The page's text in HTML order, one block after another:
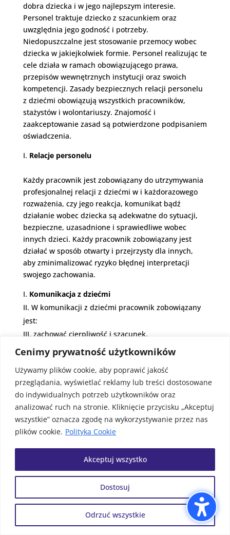
Cenimy prywatność użytkowników
Używamy plików cookie, aby poprawić jakość
przeglądania, wyświetlać reklamy lub treści dostosowane
do indywidualnych potrzeb użytkowników oraz
analizować ruch na stronie. Kliknięcie przycisku „Akceptuj
wszystkie” oznacza zgodę na wykorzystywanie przez nas
plików cookie. Polityka Cookie
Dostosuj
Odrzuć wszystkie
Akceptuj wszystko
dobra dziecka i w jego najlepszym interesie.
Personel traktuje dziecko z szacunkiem oraz
uwzględnia jego godność i potrzeby.
Niedopuszczalne jest stosowanie przemocy wobec
dziecka w jakiejkolwiek formie. Personel realizując te
cele działa w ramach obowiązującego prawa,
przepisów wewnętrznych instytucji oraz swoich
kompetencji. Zasady bezpiecznych relacji personelu
z dziećmi obowiązują wszystkich pracowników,
stażystów i wolontariuszy. Znajomość i
zaakceptowanie zasad są potwierdzone podpisaniem
oświadczenia.
Relacje personelu
Każdy pracownik jest zobowiązany do utrzymywania
profesjonalnej relacji z dziećmi w i każdorazowego
rozważenia, czy jego reakcja, komunikat bądź
działanie wobec dziecka są adekwatne do sytuacji,
bezpieczne, uzasadnione i sprawiedliwe wobec
innych dzieci. Każdy pracownik zobowiązany jest
działać w sposób otwarty i przejrzysty dla innych,
aby zminimalizować ryzyko błędnej interpretacji
swojego zachowania.
Komunikacja z dziećmi
W komunikacji z dziećmi pracownik zobowiązany
jest:
zachować cierpliwość i szacunek,
słuchać uważnie dziecka i udzielać mu
sytuacji,
informować dziecko o podejmowanych decyzjach
jego dotyczących, biorąc pod uwagę oczekiwania
dziecka,
szanować prawo dziecka do prywatności; jeśli
chronić dziecko, należy wyjaśnić mu to najszybciej
zostawić uchylone drzwi do pomieszczenia i zadbać,
aby być w zasięgu wzroku innych; można też
poprosić drugiego pracownika o obecność podczas